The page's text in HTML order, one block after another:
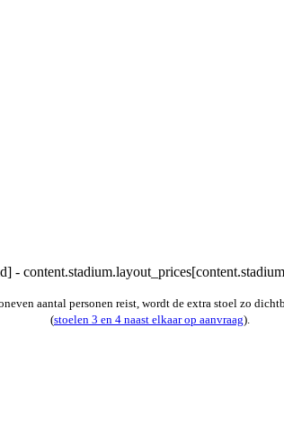
-
aantal personen reist, wordt de extra stoel zo
(stoelen 3 en 4 naast elkaar op aanvraag).